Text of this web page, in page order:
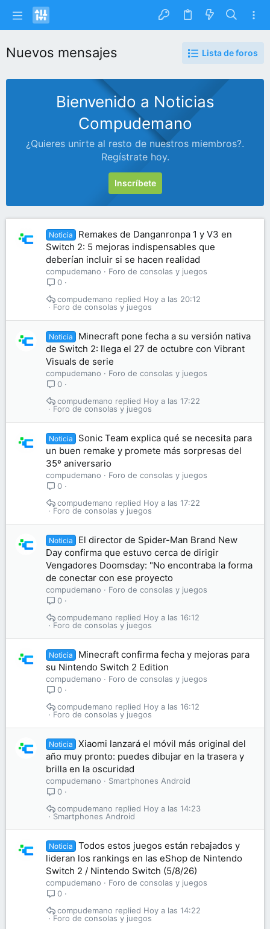
Nuevos mensajes Lista de foros
Bienvenido a Noticias
Compudemano
¿Quieres unirte al resto de nuestros miembros?.
Regístrate hoy.
Inscríbete
Noticia
Remakes de Danganronpa 1 y V3 en
Switch 2: 5 mejoras indispensables que
deberían incluir si se hacen realidad
compudemano
Foro de consolas y juegos
0
Foro de consolas y juegos
Hoy a las 20:12
compudemano
Noticia
Minecraft pone fecha a su versión nativa
de Switch 2: llega el 27 de octubre con Vibrant
Visuals de serie
compudemano
Foro de consolas y juegos
0
Foro de consolas y juegos
Hoy a las 17:22
compudemano
Noticia
Sonic Team explica qué se necesita para
un buen remake y promete más sorpresas del
35º aniversario
compudemano
Foro de consolas y juegos
0
Foro de consolas y juegos
Hoy a las 17:22
compudemano
Noticia
El director de Spider-Man Brand New
Day confirma que estuvo cerca de dirigir
Vengadores Doomsday: "No encontraba la forma
de conectar con ese proyecto
compudemano
Foro de consolas y juegos
0
Foro de consolas y juegos
Hoy a las 16:12
compudemano
Noticia
Minecraft confirma fecha y mejoras para
su Nintendo Switch 2 Edition
compudemano
Foro de consolas y juegos
0
Foro de consolas y juegos
Hoy a las 16:12
compudemano
Noticia
Xiaomi lanzará el móvil más original del
año muy pronto: puedes dibujar en la trasera y
brilla en la oscuridad
compudemano
Smartphones Android
0
Smartphones Android
Hoy a las 14:23
compudemano
Noticia
Todos estos juegos están rebajados y
lideran los rankings en las eShop de Nintendo
Switch 2 / Nintendo Switch (5/8/26)
compudemano
Foro de consolas y juegos
0
Foro de consolas y juegos
Hoy a las 14:22
compudemano